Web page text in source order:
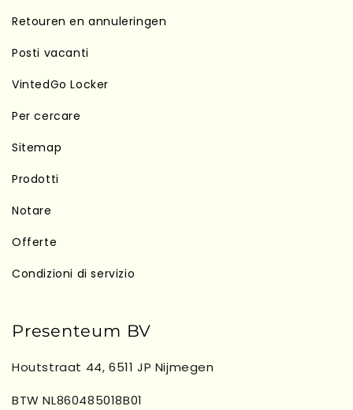
Retouren en annuleringen
Posti vacanti
VintedGo Locker
Per cercare
Sitemap
Prodotti
Notare
Offerte
Condizioni di servizio
Presenteum BV
Houtstraat 44, 6511 JP Nijmegen
BTW NL860485018B01